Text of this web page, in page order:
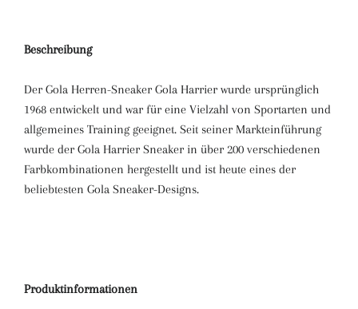
Beschreibung
Der Gola Herren-Sneaker Gola Harrier wurde ursprünglich
1968 entwickelt und war für eine Vielzahl von Sportarten und
allgemeines Training geeignet. Seit seiner Markteinführung
wurde der Gola Harrier Sneaker in über 200 verschiedenen
Farbkombinationen hergestellt und ist heute eines der
beliebtesten Gola Sneaker-Designs.
Produktinformationen